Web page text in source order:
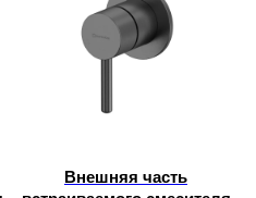
Внешняя часть